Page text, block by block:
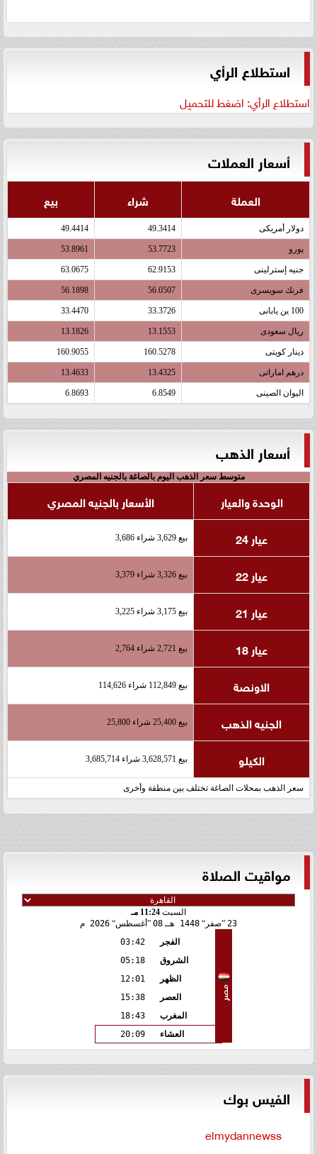
استطلاع الرأي
استطلاع الرأي: اضغط للتحميل
أسعار العملات
العملة شراء بيع
دولار أمريكى 49.3414
49.4414
يورو 53.7723
53.8961
جنيه إسترلينى 62.9153
63.0675
فرنك سويسرى 56.0507
56.1898
100 ين يابانى 33.3726
33.4470
ريال سعودى 13.1553
13.1826
دينار كويتى 160.5278
160.9055
درهم اماراتى 13.4325
13.4633
اليوان الصينى 6.8549
6.8693
أسعار الذهب
متوسط سعر الذهب اليوم بالصاغة بالجنيه المصري
الوحدة والعيار
الأسعار بالجنيه المصري
عيار 24
بيع 3,629 شراء 3,686
عيار 22 بيع 3,326 شراء 3,379
عيار 21 بيع 3,175 شراء 3,225
عيار 18 بيع 2,721 شراء 2,764
الاونصة بيع 112,849 شراء 114,626
الجنيه الذهب بيع 25,400 شراء 25,800
الكيلو بيع 3,628,571 شراء 3,685,714
سعر الذهب بمحلات الصاغة تختلف بين منطقة وأخرى
مواقيت الصلاة
السبت 11:24 مـ
23
صفر 1448 هـ 08 أغسطس 2026 م
مصر
الفجر
03:42
الشروق
05:18
الظهر
12:01
العصر
15:38
المغرب
18:43
العشاء
20:09
الفيس بوك
elmydannewss